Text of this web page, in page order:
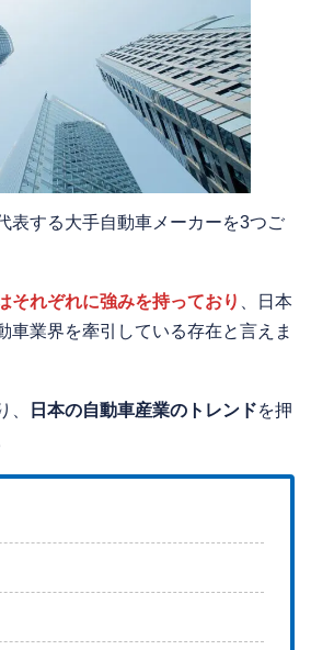
表する大手自動車メーカーを3つご
それぞれに強みを持っており
、日本
車業界を牽引している存在と言えま
、 日本の自動車産業のトレンドを押